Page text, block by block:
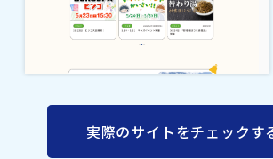
実際のサイトをチェックす